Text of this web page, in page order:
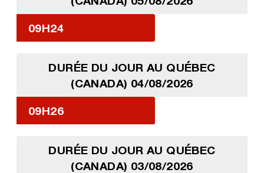
09H24
DURÉE DU JOUR AU QUÉBEC
(CANADA) 04/08/2026
09H26
DURÉE DU JOUR AU QUÉBEC
(CANADA) 03/08/2026